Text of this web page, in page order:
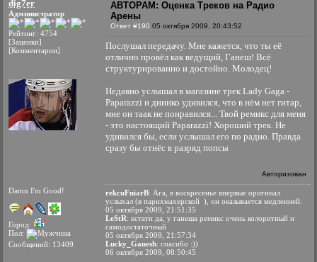
dig7er
Администратор
Рейтинг: 4754
[Заценки]
[Комментарии]
Damn I'm Good!
Город:
Пол:
Сообщений: 13409
АВТОРАМ: Оценка Треков на Радио
Арены
Ответ #190 05 октября 2009, 20:43:52
Послушал передачу. Мне кажется, что ты её
отлично провёл как ведущий, Ганеш! Всё
структурированно и достойно. Молодец!
Недавно услышал в магазине трек Lady Gaga -
Paparazzi и дииико удивился, что в нём нет гитар,
мне он таак не понравился... Твой ремикс для меня
- это настоящий Paparazzi! Хороший трек. Не
удивился бы, если услышал его по радио. Правда
сразу бы отнёс в разряд попсы
Авторизован
rekcuFniarВ: Ага, в воскресенье впервые оригинал
услыхал (в парихмахерской ), он оказывается медленней.
05 октября 2009, 21:51:35
LeStR: кстати да, у ганеша ремикс очень колоритный и
самодостаточный
05 октября 2009, 21:57:34
Lucky_Ganesh: спасибо :))
06 октября 2009, 08:50:45